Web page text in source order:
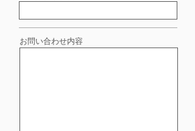
​お問い合わせ内容